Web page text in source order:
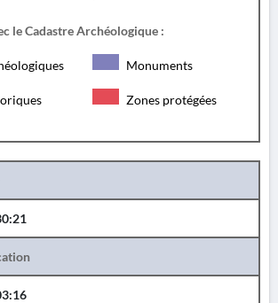
le Cadastre Archéologique :
Monuments
Zones protégées